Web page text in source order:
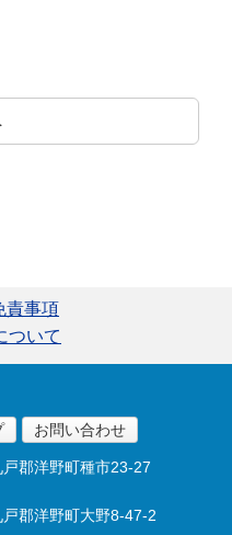
責事項
ついて
お問い合わせ
郡洋野町種市23-27
郡洋野町大野8-47-2